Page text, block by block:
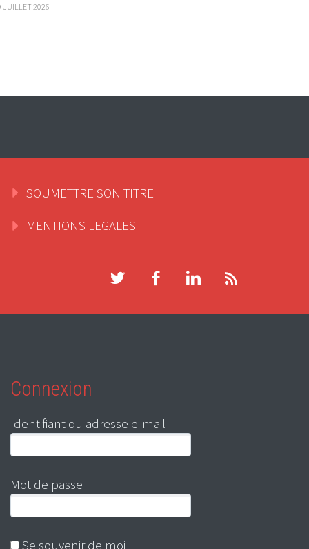
JUILLET 2026
SOUMETTRE SON TITRE
MENTIONS LEGALES
Connexion
Identifiant ou adresse e-mail
Mot de passe
Se souvenir de moi